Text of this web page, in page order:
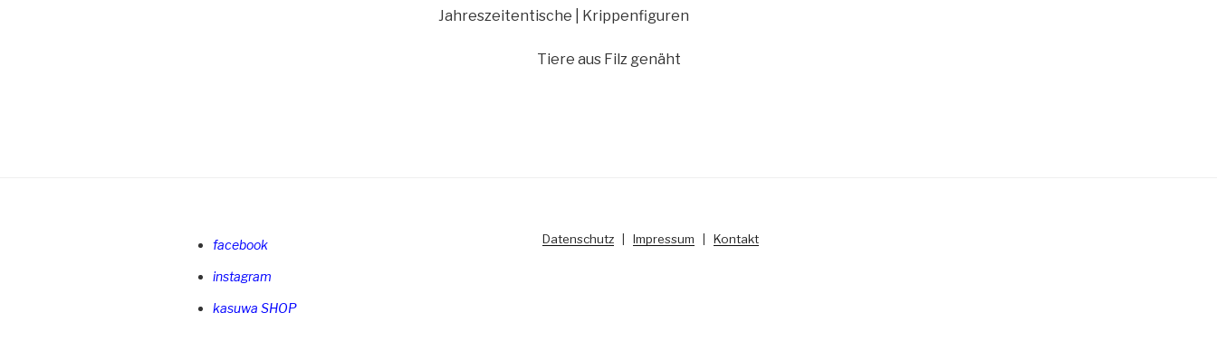
Jahreszeitentische | Krippenfiguren
Tiere aus Filz genäht
facebook
instagram
kasuwa SHOP
Datenschutz| Impressum Kontakt